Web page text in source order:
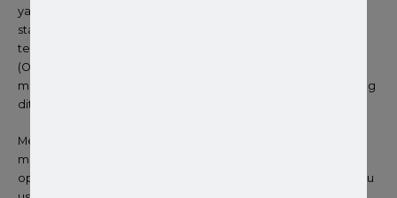
yang membantu perusahaan dalam memperoleh sertifikat
standar yang diperlukan untuk menjalankan kegiatan usaha,
terutama dalam konteks perizinan berusaha berbasis risiko
(OSS RBA). Sertifikat ini memastikan bahwa perusahaan
memenuhi standar kualitas, keselamatan, dan lingkungan yang
ditetapkan.
Mengantongi dan memiliki izin usaha serta izin operasional
memang wajib sebelum pelaku usaha menjalankan kegiatan
operasional. Namun langkah yang harus ditempuh oleh pelaku